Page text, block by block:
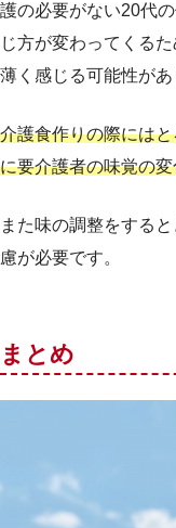
護の必要がない20代
じ方が変わってくる
薄く感じる可能性があ
介護食作りの際には
に要介護者の味覚の
また味の調整をする
慮が必要です。
まとめ